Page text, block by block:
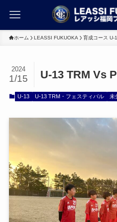
ホーム LEASSI FUKUOKA 育成コース U-
U-13 TRM Vs
2024
1/15
U-13 U-13 TRM・フェスティバル 未